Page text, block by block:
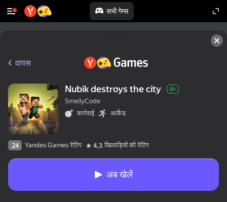
सभी गेम्स
वापस
Nubik destroys the city 0+
SmellyCode
कार्रवाई
आर्केड
24 Yandes Games रेटिंग 4,3 खिलाड़ियों की रेटिंग
अब खेलें